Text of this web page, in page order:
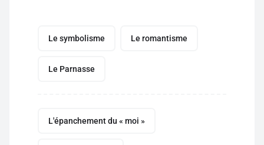
Le symbolisme Le romantisme
Le Parnasse
L'épanchement du « moi »